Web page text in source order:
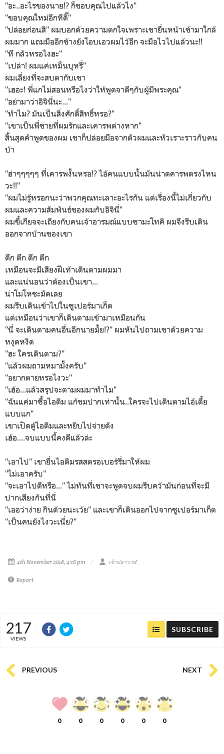
"อะ..อะไรของนาย!? ก็ขอบคุณไปแล้วไง"
"ขอบคุณใหม่อีกทีดิ๊"
"ปล่อยก่อนสิ" ผมบอกด้วยความตกใจเพราะเขายื่นหน้าเข้ามาใกล้
ผมมาก แถมมืออีกข้างยังโอบเอวผมไว้อีก จะมือไวไปแล้วนะ!!
"หึ กลัวหรอไงฮะ"
"เปล่า! ผมแค่เหม็นบุหรี่"
ผมเลี่ยงที่จะสบตากับเขา
"เฮอะ! พี่แกไม่สอนหรือไงว่าให้พูดจาดีๆกับผู้มีพระคุณ"
"อย่ามาว่าอิจินี่นะ..."
"ทำไม? มันเป็นสิ่งศักดิ์สิทธิ์หรอ?"
"เขาเป็นพี่ชายที่ผมรักและเคารพต่างหาก"
สิ้นสุดคำพูดของผม เขาก็ปล่อยมือจากตัวผมและหัวเราะราวกับคน
บ้า
"ฮ่าๆๆๆๆๆ ที่เคารพงั้นหรอ!? ไอ้คนแบบนั้นมันน่าดคารพตรงไหน
วะ!!"
"ผมไม่รู้หรอกนะว่าพวกคุณทะเลาะอะไรกัน แต่เรื่องนี้ไม่เกี่ยวกับ
ผมและความสัมพันธ์ของผมกับอิจินี่"
ผมขี้เกียจจะเถียงกับคนเจ้าอารมณ์แบบซามะโทคิ ผมจึงรีบเดิน
ออกจากบ้านของเขา
ตึก ตึก ตึก ตึก
เหมือนจะมีเสียงฝีเท้าเดินตามผมมา
และแน่นอนว่าต้องเป็นเขา...
น่าโมโหชะมัดเลย
ผมรีบเดินเข้าไปในซูเปอร์มาเก็ต
แต่เหมือนว่าเขาก็เดินตามเข้ามาเหมือนกัน
"นี่ จะเดินตามคนอื่นอีกนายมั้ย!?" ผมหันไปถามเขาด้วยความ
หงุดหงิด
"ฮะ ใครเดินตาม?"
"แล้วผมถามหมามั้งครับ"
"อยากตายหรอไงวะ"
"เฮ้อ...แล้วสรุปจะตามผมมาทำไม"
"ฉันแค่มาซื้อไอติม แก้ขมปากเท่านั้น..ใครจะไปเดินตามไอ้เตี้ย
แบบแก"
เขาเปิดตู้ไอติมและหยิบไปจ่ายตัง
เฮ้อ....จบแบบนี้คงดีแล้วล่ะ
"เอาไป" เขายื่นไอติมรสสตรอเบอร์รี่มาให้ผม
"ไม่เอาครับ"
"จะเอาไปดีหรือ..." ไม่ทันที่เขาจะพูดจบผมรีบคว้ามันก่อนที่จะมี
ปากเสียงกันที่นี่
"เออว่าง่าย กินด้วยนะเว้ย" และเขาก็เดินออกไปจากซูเปอร์มาเก็ต
"เป็นคนยังไงวะเนี่ย?"
4th November 2018, 4:16 pm เจ้าปลาวาฬ.
Report
217
VIEWS
SUBSCRIBE
PREVIOUS NEXT
0 0 0 0 0 0